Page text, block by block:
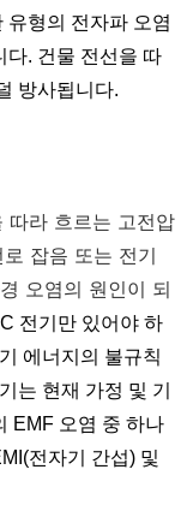
유형의 전자파 오염
다. 건물 전선을 따
방사됩니다.
라 흐르는 고전압
잡음 또는 전기
오염의 원인이 되
전기만 있어야 하
에너지의 불규칙
는 현재 가정 및 기
EMF 오염 중 하나
전자기 간섭) 및